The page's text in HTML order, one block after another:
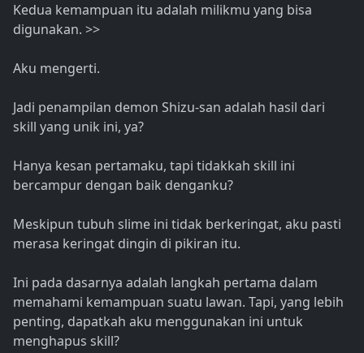
Kedua kemampuan itu adalah milikmu yang bisa
digunakan. >>
Aku mengerti.
Jadi penampilan demon Shizu-san adalah hasil dari
skill yang unik ini, ya?
Hanya kesan pertamaku, tapi tidakkah skill ini
bercampur dengan baik denganku?
Meskipun tubuh slime ini tidak berkeringat, aku pasti
merasa keringat dingin di pikiran itu.
Ini pada dasarnya adalah langkah pertama dalam
memahami kemampuan suatu lawan. Tapi, yang lebih
penting, dapatkah aku menggunakan ini untuk
menghapus skill?